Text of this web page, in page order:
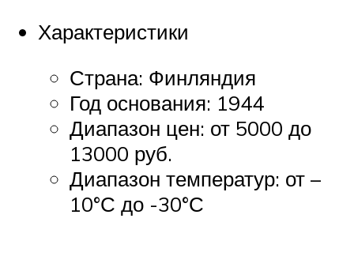
Характеристики
Страна: Финляндия
Год основания: 1944
Диапазон цен: от 5000 до
13000 руб.
Диапазон температур: от –
10°С до -30°С